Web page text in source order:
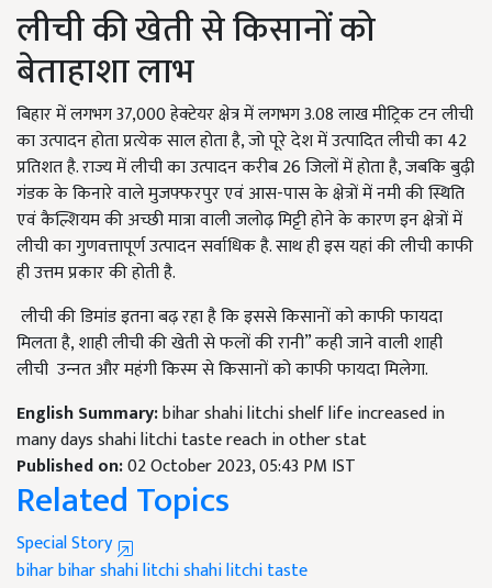
लीची की खेती से किसानों को
बेताहाशा लाभ
बिहार में लगभग 37,000 हेक्टेयर क्षेत्र में लगभग 3.08 लाख मीट्रिक टन लीची
का उत्पादन होता प्रत्येक साल होता है, जो पूरे देश में उत्पादित लीची का 42
प्रतिशत है. राज्य में लीची का उत्पादन करीब 26 जिलों में होता है, जबकि बुढ़ी
गंडक के किनारे वाले मुजफ्फरपुर एवं आस-पास के क्षेत्रों में नमी की स्थिति
एवं कैल्शियम की अच्छी मात्रा वाली जलोढ़ मिट्टी होने के कारण इन क्षेत्रों में
लीची का गुणवत्तापूर्ण उत्पादन सर्वाधिक है. साथ ही इस यहां की लीची काफी
ही उत्तम प्रकार की होती है.
लीची की डिमांड इतना बढ़ रहा है कि इससे किसानों को काफी फायदा
मिलता है, शाही लीची की खेती से फलों की रानी” कही जाने वाली शाही
लीची उन्‍नत और महंगी किस्म से किसानों को काफी फायदा मिलेगा.
English Summary:bihar shahi litchi shelf life increased in
many days shahi litchi taste reach in other stat
Published on:02 October 2023, 05:43 PM IST
Related Topics
Special Story
biharbihar shahi litchishahi litchi taste